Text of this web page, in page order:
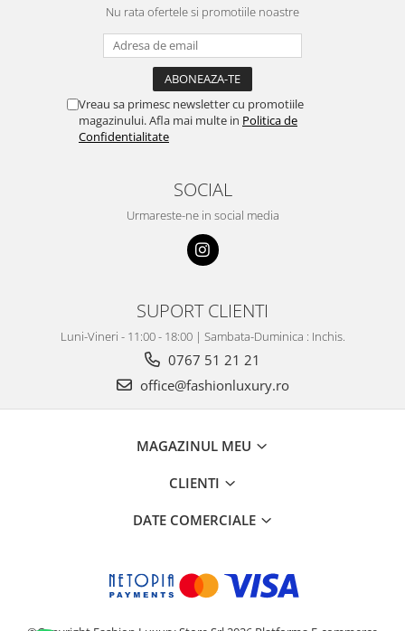
Nu rata ofertele si promotiile noastre
Vreau sa primesc newsletter cu promotiile
magazinului. Afla mai multe in Politica de
Confidentialitate
SOCIAL
Urmareste-ne in social media
SUPORT CLIENTI
Luni-Vineri - 11:00 - 18:00 | Sambata-Duminica : Inchis.
0767 51 21 21
office@fashionluxury.ro
MAGAZINUL MEU
CLIENTI
DATE COMERCIALE